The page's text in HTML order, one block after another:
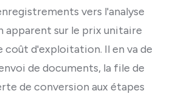
vers l'analyse
apparent sur le prix unitaire
coût d'exploitation. Il en va de
de documents, la file de
de conversion aux étapes